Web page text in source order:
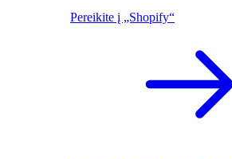
Pereikite į „Shopify“